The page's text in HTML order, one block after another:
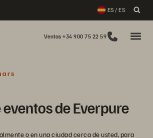
ES / ES
Ventas +34 900 75 22 59
de Everpure
o en una ciudad cerca de usted, para